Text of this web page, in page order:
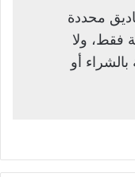
محددة
فقط، ولا
أو